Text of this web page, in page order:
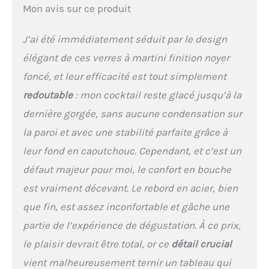
jusqu'à la toute dernière
classique pour toutes vos
boissons mélangées : son
fait qu'une partie de son
attrait : la construction à
double paroi isolée sous
vide de notre shaker à
cocktail de 650 ml le rend
fabriquant tous vos
cocktails préférés. Les
tandis que votre peau
reste chaude et sèche
lorsque vous mélangez de
délicieuses boissons pour
vos amis et votre famille.
Mon avis sur ce produit
J’ai été immédiatement séduit par le design
élégant de ces verres à martini finition noyer
foncé, et leur efficacité est tout simplement
redoutable: mon cocktail reste glacé jusqu’à la
dernière gorgée, sans aucune condensation sur
la paroi et avec une stabilité parfaite grâce à
leur fond en caoutchouc. Cependant, et c’est un
défaut majeur pour moi, le confort en bouche
est vraiment décevant. Le rebord en acier, bien
que fin, est assez inconfortable et gâche une
partie de l’expérience de dégustation. À ce prix,
le plaisir devrait être total, or ce détail crucial
vient malheureusement ternir un tableau qui